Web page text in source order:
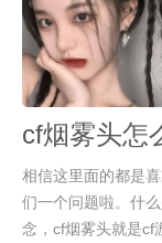
相信这里面的都是
们一个问题啦。什
念，cf烟雾头就是cf